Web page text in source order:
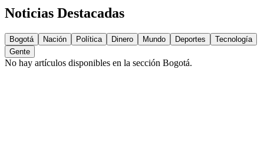
Noticias Destacadas
Bogotá Nación Política Dinero Mundo Deportes
Tecnología
Gente
No hay artículos disponibles en la sección Bogotá.